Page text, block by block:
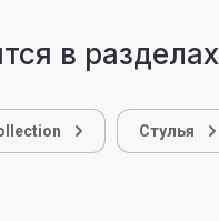
в разделах
Стулья